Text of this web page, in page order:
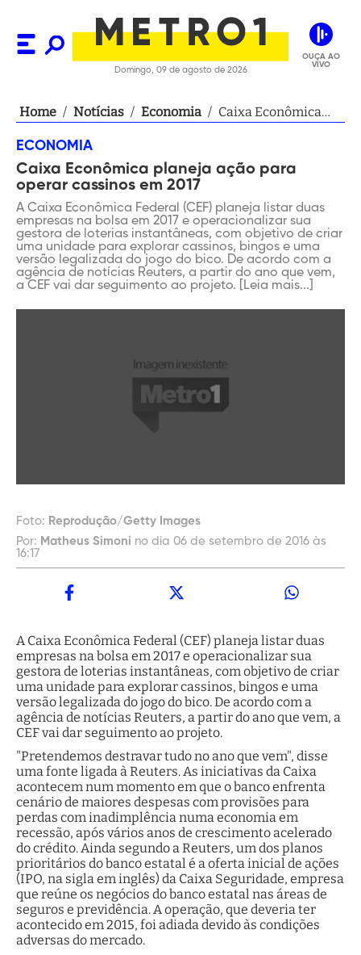
Domingo, 09 de agosto de 2026
OUÇA AO
VIVO
Home / Notícias / Economia / Caixa Econômica
2017
ECONOMIA
Caixa Econômica planeja ação para
operar cassinos em 2017
A Caixa Econômica Federal (CEF) planeja listar duas
empresas na bolsa em 2017 e operacionalizar sua
gestora de loterias instantâneas, com objetivo de criar
uma unidade para explorar cassinos, bingos e uma
versão legalizada do jogo do bico. De acordo com a
agência de notícias Reuters, a partir do ano que vem,
a CEF vai dar seguimento ao projeto. [Leia mais...]
Foto: Reprodução/Getty Images
Por: Matheus Simoni no dia 06 de setembro de 2016 às
16:17
A Caixa Econômica Federal (CEF) planeja listar duas
empresas na bolsa em 2017 e operacionalizar sua
gestora de loterias instantâneas, com objetivo de criar
uma unidade para explorar cassinos, bingos e uma
versão legalizada do jogo do bico. De acordo com a
agência de notícias Reuters, a partir do ano que vem, a
CEF vai dar seguimento ao projeto.
"Pretendemos destravar tudo no ano que vem", disse
uma fonte ligada à Reuters. As iniciativas da Caixa
acontecem num momento em que o banco enfrenta
cenário de maiores despesas com provisões para
perdas com inadimplência numa economia em
recessão, após vários anos de crescimento acelerado
do crédito. Ainda segundo a Reuters, um dos planos
prioritários do banco estatal é a oferta inicial de ações
(IPO, na sigla em inglês) da Caixa Seguridade, empresa
que reúne os negócios do banco estatal nas áreas de
seguros e previdência. A operação, que deveria ter
acontecido em 2015, foi adiada devido às condições
adversas do mercado.